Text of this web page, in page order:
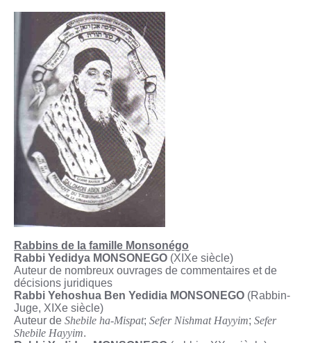
Rabbins de la famille Monsonégo
Rabbi Yedidya MONSONEGO (XIXe siècle)
Auteur de nombreux ouvrages de commentaires et de
décisions juridiques
Rabbi Yehoshua Ben Yedidia MONSONEGO (Rabbin-
Juge, XIXe siècle)
Auteur de Shebile ha-Mispat; Sefer Nishmat Hayyim; Sefer
Shebile Hayyim.